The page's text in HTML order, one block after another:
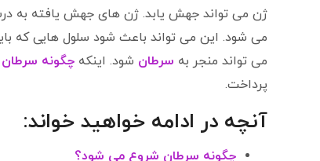
می شود. این می تواند باعث شود سلول هایی که
می تواند منجر به سرطان شود. اینکهچگونه
پرداخت.
آنچه در ادامه خواهید خواند:
چگونه سرطان شروع می شود؟